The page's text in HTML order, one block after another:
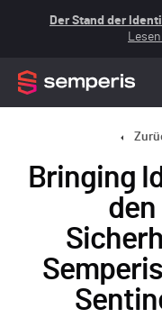
Der Stand der
Bringing